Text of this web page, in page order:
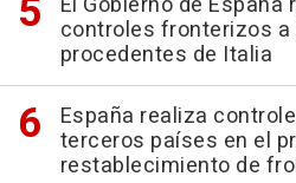
controles fronterizos
procedentes de Italia
España realiza
terceros países en el
restablecimiento de